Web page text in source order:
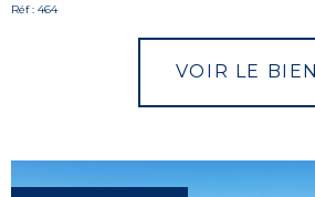
Réf : 464
VOIR LE BIEN